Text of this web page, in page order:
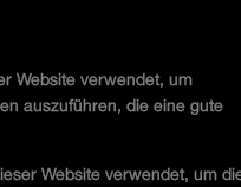
Tresor.West Garten
Website verwendet, um
auszuführen, die eine gute
Website verwendet, um